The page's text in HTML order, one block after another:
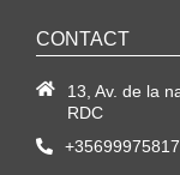
CONTACT
13, Av. de la
RDC
+35699975817